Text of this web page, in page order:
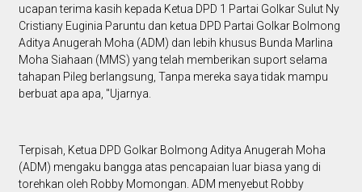
ucapan terima kasih kepada Ketua DPD 1 Partai Golkar Sulut Ny
Cristiany Euginia Paruntu dan ketua DPD Partai Golkar Bolmong
Aditya Anugerah Moha (ADM) dan lebih khusus Bunda Marlina
Moha Siahaan (MMS) yang telah memberikan suport selama
tahapan Pileg berlangsung, Tanpa mereka saya tidak mampu
berbuat apa apa, "Ujarnya.
Terpisah, Ketua DPD Golkar Bolmong Aditya Anugerah Moha
(ADM) mengaku bangga atas pencapaian luar biasa yang di
torehkan oleh Robby Momongan. ADM menyebut Robby